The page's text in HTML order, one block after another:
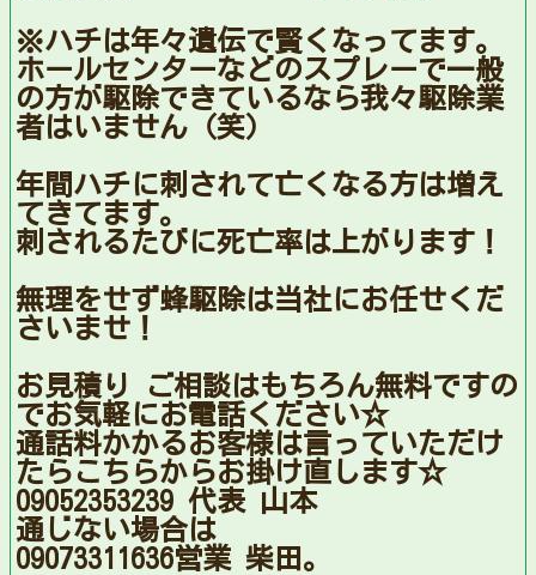
※ハチは年々遺伝で賢くなってます。
ホールセンターなどのスプレーで一般
の方が駆除できているなら我々駆除業
者はいません（笑）
年間ハチに刺されて亡くなる方は増え
てきてます。
刺されるたびに死亡率は上がります！
無理をせず蜂駆除は当社にお任せくだ
さいませ！
お見積り ご相談はもちろん無料ですの
でお気軽にお電話ください☆
通話料かかるお客様は言っていただけ
たらこちらからお掛け直します☆
09052353239 代表 山本
通じない場合は
09073311636営業 柴田。